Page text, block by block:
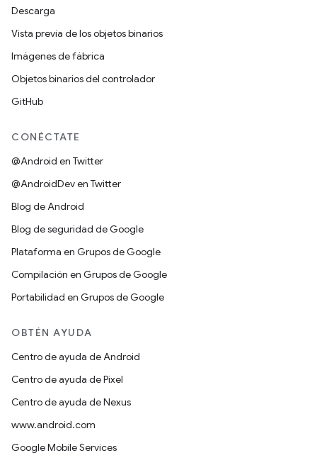
Descarga
Vista previa de los objetos binarios
Imágenes de fábrica
Objetos binarios del controlador
GitHub
CONÉCTATE
@Android en Twitter
@AndroidDev en Twitter
Blog de Android
Blog de seguridad de Google
Plataforma en Grupos de Google
Compilación en Grupos de Google
Portabilidad en Grupos de Google
OBTÉN AYUDA
Centro de ayuda de Android
Centro de ayuda de Pixel
Centro de ayuda de Nexus
www.android.com
Google Mobile Services